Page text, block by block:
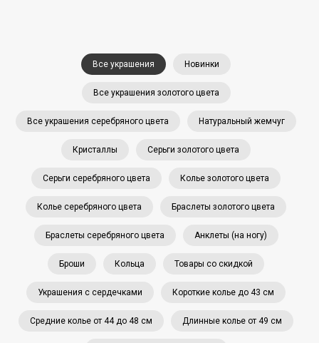
Все украшения Новинки
Все украшения золотого цвета
Все украшения серебряного цвета Натуральный жемчуг
Кристаллы Серьги золотого цвета
Серьги серебряного цвета Колье золотого цвета
Колье серебряного цвета Браслеты золотого цвета
Браслеты серебряного цвета Анклеты (на ногу)
Броши Кольца Товары со скидкой
Украшения с сердечками Короткие колье до 43 см
Средние колье от 44 до 48 см Длинные колье от 49 см